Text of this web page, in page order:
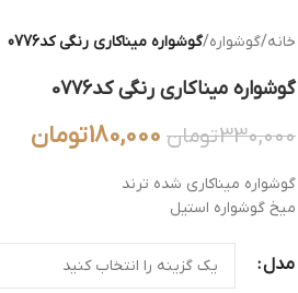
خانه/گوشواره/گوشواره میناکاری رنگی کد0776
گوشواره میناکاری رنگی کد0776
330,000تومان 180,000تومان
گوشواره میناکاری شده ترند
میخ گوشواره استیل
مدل